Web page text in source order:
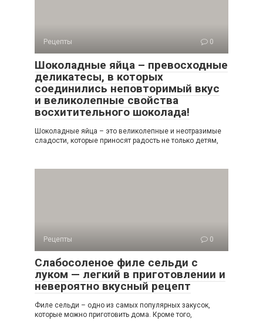
Рецепты 0
Шоколадные яйца – превосходные
деликатесы, в которых
соединились неповторимый вкус
и великолепные свойства
восхитительного шоколада!
Шоколадные яйца – это великолепные и неотразимые
сладости, которые приносят радость не только детям,
Рецепты 0
Слабосоленое филе сельди с
луком — легкий в приготовлении и
невероятно вкусный рецепт
Филе сельди – одно из самых популярных закусок,
которые можно приготовить дома. Кроме того,